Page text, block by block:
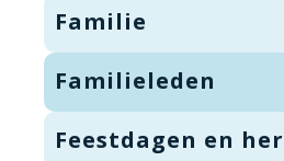
Familie
Familieleden
Feestdagen en